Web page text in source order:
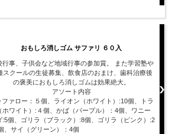
おもしろ消しゴム サファリ ６０入
行事、子供会など地域行事の参加賞。 また学習塾や
スクールの生徒募集、飲食店のおまけ、歯科治療後
の褒美におもしろ消しゴムは効果絶大。
アソート内容
ファロー：５個、ライオン（ホワイト）:10個、トラ
ホワイト）:４個、かば（パープル）：4個、ワニー
:5個、ゴリラ（ブラック）:8個、ゴリラ（ピンク）:2
、サイ（グリーン）：4個